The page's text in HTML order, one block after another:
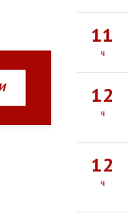
11
ч
12
ч
12
ч